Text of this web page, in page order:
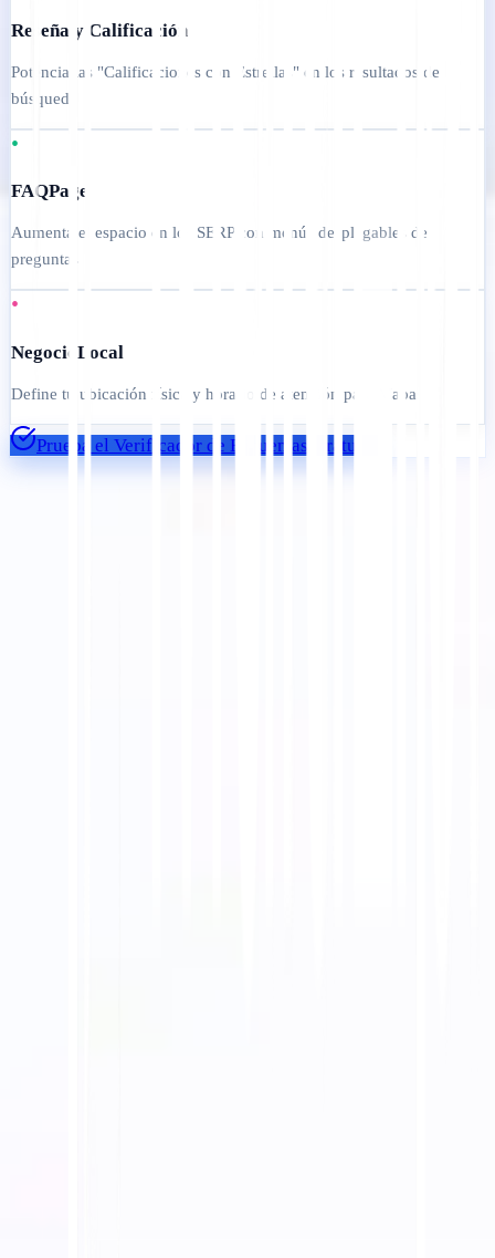
Reseña y Calificación
Potencia las "Calificaciones con Estrellas" en los resultados de
búsqueda
•
FAQPage
Aumenta el espacio en los SERP con menús desplegables de
preguntas
•
NegocioLocal
Define tu ubicación física y horario de atención para Mapas
Prueba el Verificador de Esquemas Gratuito